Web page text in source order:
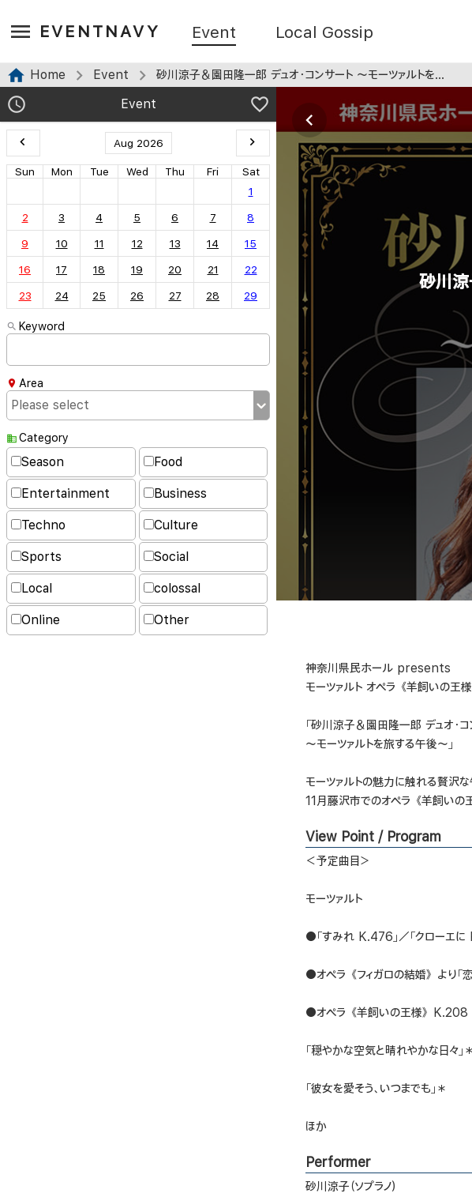
EVENTNAVY Event Local Gossip
Home Event
砂川涼子＆園田隆一郎 デュオ・コンサート ～モーツァルトを旅する午後～
Event
Aug 2026
Sun Mon Tue Wed Thu Fri
Sat
1
2 3 4 5 6 7 8
9 10 11 12 13 14 15
16 17 18 19 20 21 22
23 24 25 26 27 28 29
Keyword
Area
Category
Season Food
Entertainment Business
Techno Culture
Sports Social
Local colossal
Online Other
砂川涼
神奈川県民ホール presents
モーツァルト オペラ《羊飼いの王
「砂川涼子＆園田隆一郎 デュオ・コ
～モーツァルトを旅する午後～」
モーツァルトの魅力に触れる贅沢な
11月藤沢市でのオペラ《羊飼いの
View Point / Program
＜予定曲目＞
モーツァルト
●「すみれ K.476」／「クローエに
●オペラ《フィガロの結婚》より「
●オペラ《羊飼いの王様》K.208
「穏やかな空気と晴れやかな日々」＊
「彼女を愛そう、いつまでも」＊
ほか
Performer
砂川涼子（ソプラノ）